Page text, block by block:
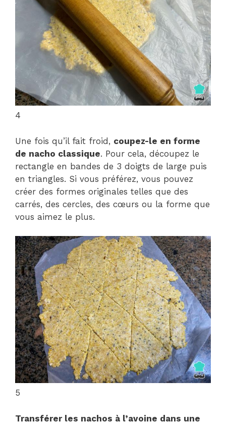
4
Une fois qu’il fait froid, coupez-le en forme
de nacho classique. Pour cela, découpez le
rectangle en bandes de 3 doigts de large puis
en triangles. Si vous préférez, vous pouvez
créer des formes originales telles que des
carrés, des cercles, des cœurs ou la forme que
vous aimez le plus.
5
Transférer les nachos à l’avoine dans une